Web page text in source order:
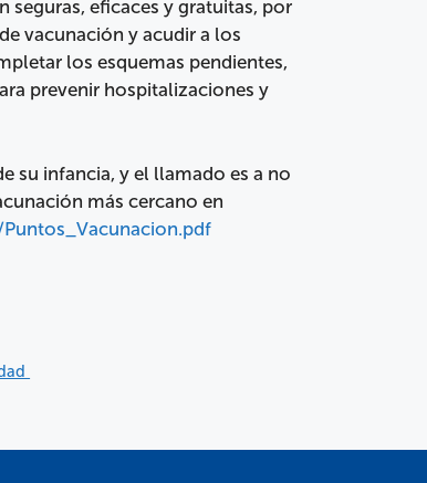
seguras, eficaces y gratuitas, por
vacunación y acudir a los
los esquemas pendientes,
prevenir hospitalizaciones y
su infancia, y el llamado es a no
más cercano en